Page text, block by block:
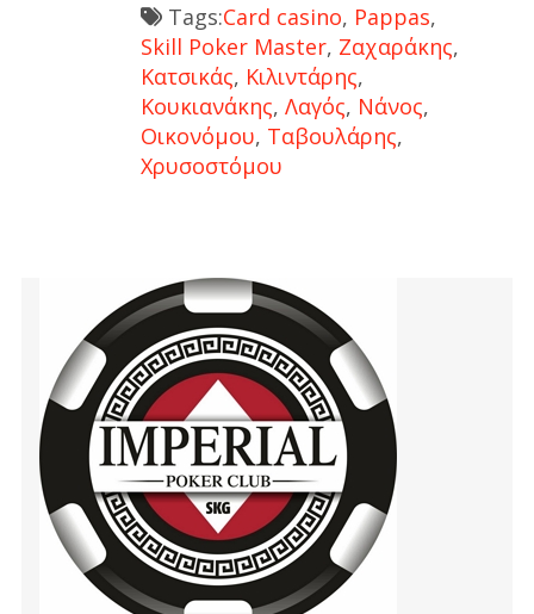
Tags:Card casino, Pappas,
Skill Poker Master, Ζαχαράκης,
Κατσικάς, Κιλιντάρης,
Κουκιανάκης, Λαγός, Νάνος,
Οικονόμου, Ταβουλάρης,
Χρυσοστόμου